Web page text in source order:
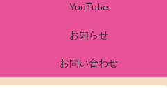
YouTube
お知らせ
お問い合わせ